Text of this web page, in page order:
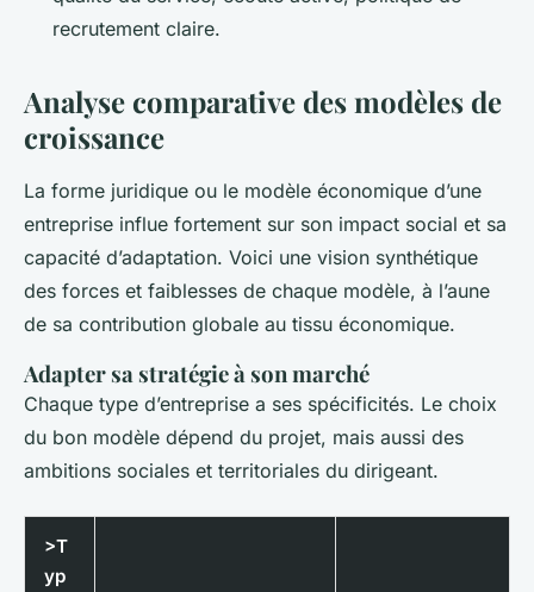
recrutement claire.
Analyse comparative des modèles de
croissance
La forme juridique ou le modèle économique d’une
entreprise influe fortement sur son impact social et sa
capacité d’adaptation. Voici une vision synthétique
des forces et faiblesses de chaque modèle, à l’aune
de sa contribution globale au tissu économique.
Adapter sa stratégie à son marché
Chaque type d’entreprise a ses spécificités. Le choix
du bon modèle dépend du projet, mais aussi des
ambitions sociales et territoriales du dirigeant.
>T
yp